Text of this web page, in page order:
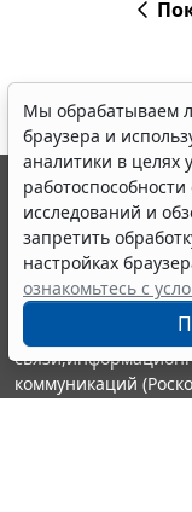
Мы обрабатываем
браузера и
аналитики в целях
работоспособности
исследований и
запретить
настройках
ознакомьтесь с
© ООО "НПП
выпускается с
являются
информации ГАРАНТ.
Портал ГАРАНТ.РУ
издания
коммуникаций